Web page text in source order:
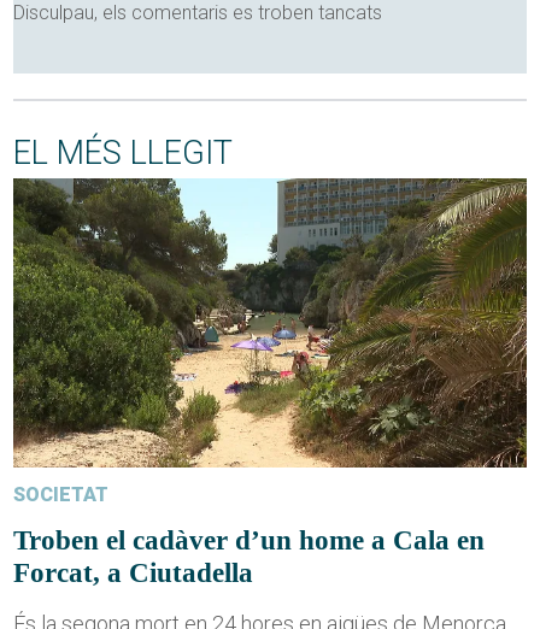
Disculpau, els comentaris es troben tancats
EL MÉS LLEGIT
SOCIETAT
Troben el cadàver d’un home a Cala en
Forcat, a Ciutadella
És la segona mort en 24 hores en aigües de Menorca